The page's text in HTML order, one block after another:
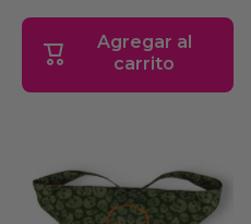
Agregar al
carrito